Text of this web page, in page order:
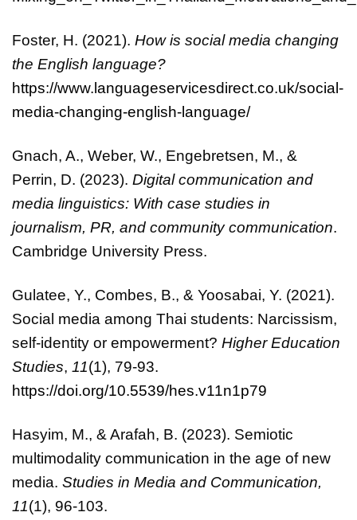
Foster, H. (2021). How is social media changing
the English language?
https://www.languageservicesdirect.co.uk/social-
media-changing-english-language/
Gnach, A., Weber, W., Engebretsen, M., &
Perrin, D. (2023). Digital communication and
media linguistics: With case studies in
journalism, PR, and community communication.
Cambridge University Press.
Gulatee, Y., Combes, B., & Yoosabai, Y. (2021).
Social media among Thai students: Narcissism,
self-identity or empowerment? Higher Education
Studies, 11(1), 79-93.
https://doi.org/10.5539/hes.v11n1p79
Hasyim, M., & Arafah, B. (2023). Semiotic
multimodality communication in the age of new
media. Studies in Media and Communication,
11(1), 96-103.